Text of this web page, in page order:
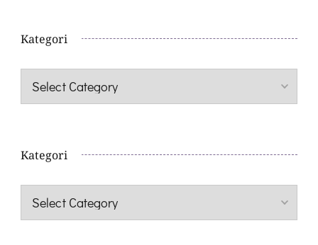
Kategori
Kategori
Kategori
Kategori